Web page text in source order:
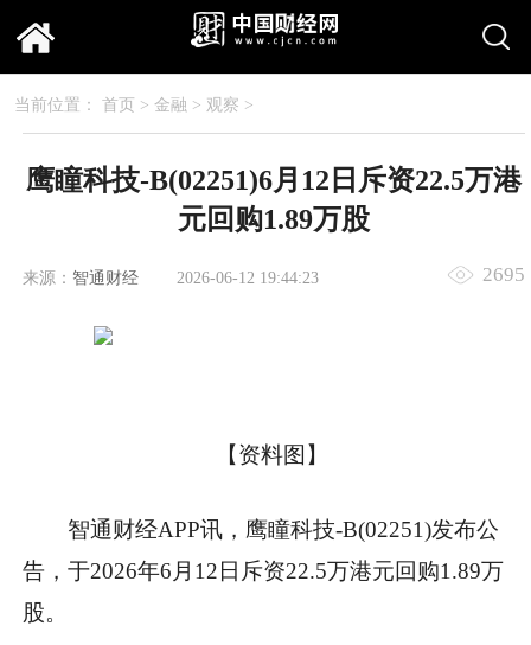
当前位置： 首页 > 金融 > 观察 >
鹰瞳科技-B(02251)6月12日斥资22.5万港
元回购1.89万股
来源： 智通财经 2026-06-12 19:44:23 2695
【资料图】
智通财经APP讯，鹰瞳科技-B(02251)发布公
告，于2026年6月12日斥资22.5万港元回购1.89万
股。